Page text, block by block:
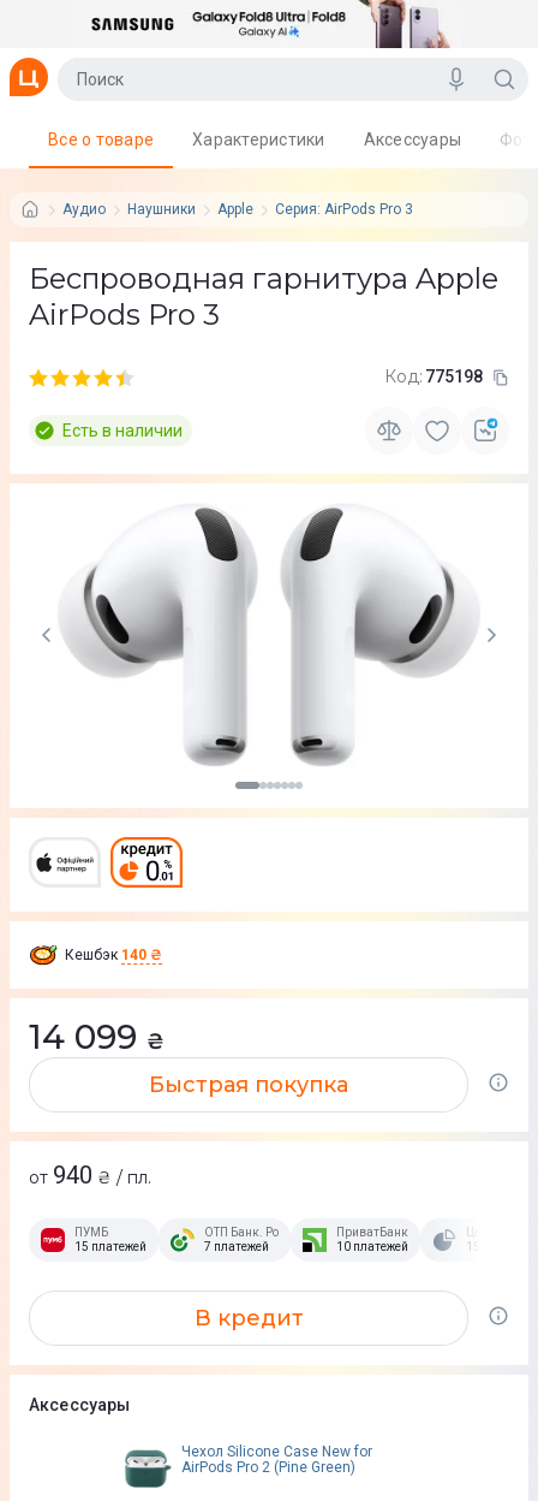
Аудио Наушники Apple Серия: AirPods Pro 3
Все о товаре Характеристики Аксессуары
Беcпроводная гарнитура Apple
AirPods Pro 3
Код: 775198
Есть в наличии
Кешбэк 140 ₴
14 099 ₴
Быстрая покупка
от 940 ₴ / пл.
ПУМБ
15 платежей
ОТП Банк. Розстрочка Скибочка.
7 платежей
ПриватБанк
10 платежей
15 платежей
В кредит
Аксессуары
Чехол Silicone Case New for
AirPods Pro 2 (Pine Green)